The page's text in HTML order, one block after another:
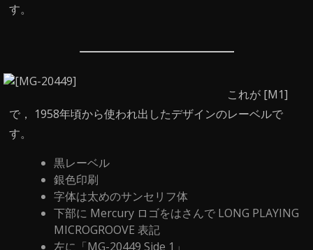
す。
これが [M1]
で， 1958年頃から使われ出したデザインのレーベルで
す。
黒レーベル
銀色印刷
字体は太めのサンセリフ体
下部に Mercury ロゴをはさんで LONG PLAYING
MICROGROOVE 表記
左に「MG-20449 Side 1」